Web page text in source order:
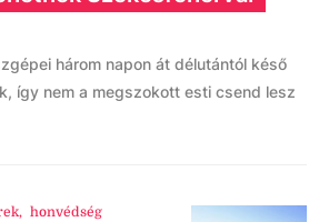
három napon át délutántól késő
így nem a megszokott esti csend lesz
, honvédség